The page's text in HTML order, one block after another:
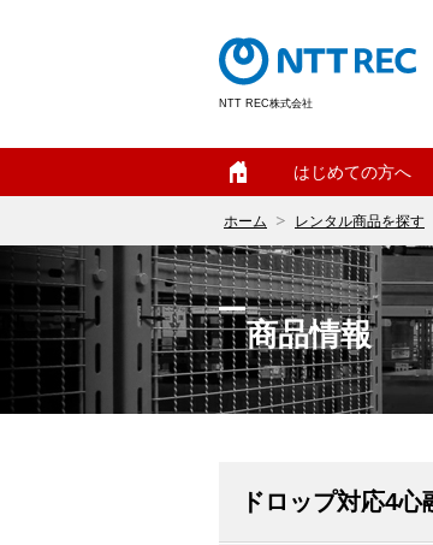
NTT REC株式会社
はじめての方へ
ホーム レンタル商品を探す
商品情報
ドロップ対応4心